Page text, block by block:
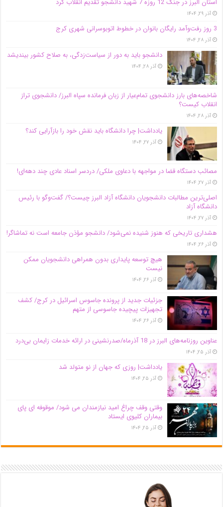
استان البرز در جنگ 12 روزه 7 شهید دانشجو تقدیم انقلاب کرد
آذر ۲۹, ۱۴۰۴
3 روز رفت‌وآمد رایگان بانوان در خطوط اتوبوسرانی شهری کرج
آذر ۲۸, ۱۴۰۴
دانشجو باید به دور از سیاست‌زدگی، به صلاح کشور بیندیشد
آذر ۲۸, ۱۴۰۴
شاخصه‌های بارز دانشجوی تمام‌عیار از زبان فرمانده سپاه البرز/ دانشجوی تراز
انقلاب کیست؟
آذر ۲۸, ۱۴۰۴
یادداشت| چرا دانشگاه باید نقش خود را بازآرایی کند؟
آذر ۲۷, ۱۴۰۴
مصائب دستگاه قضا در مواجهه با دعاوی ملکی/ دردسر اسناد عادی چند‌ دهه‌ای!
آذر ۲۷, ۱۴۰۴
اصلی‌ترین مطالبات دانشجویان دانشگاه آزاد البرز چیست؟/ گفت‌وگو با رئیس
دانشگاه آز‌اد
آذر ۲۷, ۱۴۰۴
هشداری تاریخی که هنوز شنیده نمی‌شود/ دانشجو مؤذن جامعه است نه تماشاگر!
آذر ۲۶, ۱۴۰۴
هیچ توسعه پایداری بدون همراهی دانشجویان ممکن
نیست
آذر ۲۶, ۱۴۰۴
جزئیات جدید از پرونده جاسوس اسرائیل در کرج/‌ کشف
تجهیزات پیچیده جاسوسی از متهم
آذر ۲۶, ۱۴۰۴
عناوین روزنامه‌های البرز در ‌18 آذرماه/صدرنشینی در ارائه خدمات زایمان بی‌درد
آذر ۲۵, ۱۴۰۴
یادداشت| روزی که جهان از نو متولد شد
آذر ۲۵, ۱۴۰۴
وقتی وقف چراغ امید نیازمندان می شود/ موقوفه ای پای
بیماران کلیوی ایستاد
آذر ۲۵, ۱۴۰۴